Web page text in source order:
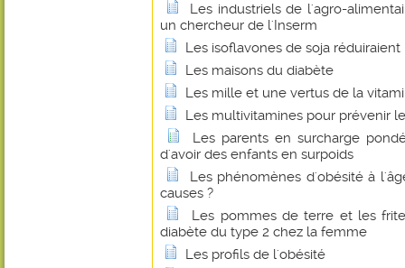
Les industriels de l'agro-
un chercheur de l'Inserm
Les isoflavones de soja
Les maisons du diabète
Les mille et une vertus de la
Les multivitamines pour prévenir
Les parents en surcharge
d'avoir des enfants en surpoids
Les phénomènes d'obésité à
causes ?
Les pommes de terre et les
diabète du type 2 chez la femme
Les profils de l'obésité